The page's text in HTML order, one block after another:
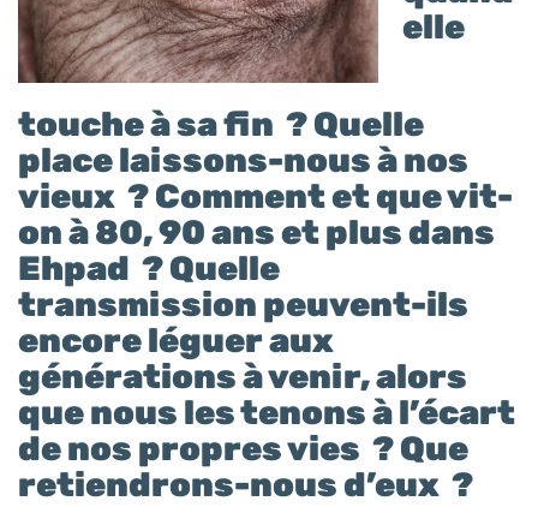
elle
touche à sa fin ? Quelle
place laissons-nous à nos
vieux ? Comment et que vit-
on à 80, 90 ans et plus dans
Ehpad ? Quelle
transmission peuvent-ils
encore léguer aux
générations à venir, alors
que nous les tenons à l’écart
de nos propres vies ? Que
retiendrons-nous d’eux ?